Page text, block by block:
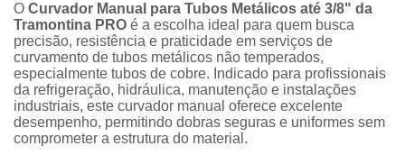
O Curvador Manual para Tubos Metálicos até 3/8" da
Tramontina PRO é a escolha ideal para quem busca
precisão, resistência e praticidade em serviços de
curvamento de tubos metálicos não temperados,
especialmente tubos de cobre. Indicado para profissionais
da refrigeração, hidráulica, manutenção e instalações
industriais, este curvador manual oferece excelente
desempenho, permitindo dobras seguras e uniformes sem
comprometer a estrutura do material.